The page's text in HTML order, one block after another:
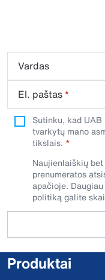
Vardas
El. paštas*
Sutinku, kad
tvarkytų mano
tikslais.
Naujienlaiškių
prenumeratos
apačioje.
politiką galite
Produktai